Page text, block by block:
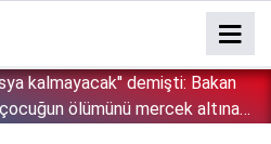
kalmayacak'' demişti: Bakan
ölümünü mercek altına